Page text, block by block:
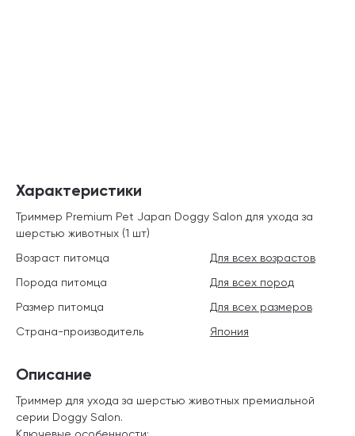
Описание
Триммер для ухода за шерстью животных премиальной
серии Doggy Salon.
Ключевые особенности:
Характеристики
Триммер Premium Pet Japan Doggy Salon для ухода за
шерстью животных (1 шт)
Возраст питомца
Для всех возрастов
Порода питомца
Для всех пород
Размер питомца
Для всех размеров
Страна-производитель
Япония